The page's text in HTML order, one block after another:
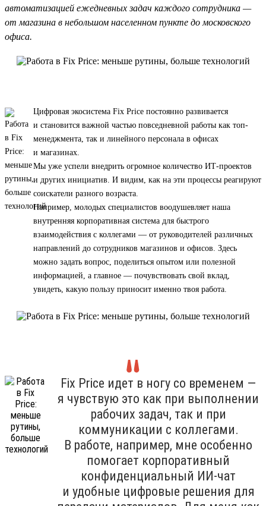
автоматизацией ежедневных задач каждого сотрудника —
от магазина в небольшом населенном пункте до московского
офиса.
Цифровая экосистема Fix Price постоянно развивается
и становится важной частью повседневной работы как топ-
менеджмента, так и линейного персонала в офисах
и магазинах.
Мы уже успели внедрить огромное количество ИТ-проектов
и других инициатив. И видим, как на эти процессы реагируют
соискатели разного возраста.
Например, молодых специалистов воодушевляет наша
внутренняя корпоративная система для быстрого
взаимодействия с коллегами — от руководителей различных
направлений до сотрудников магазинов и офисов. Здесь
можно задать вопрос, поделиться опытом или полезной
информацией, а главное — почувствовать свой вклад,
увидеть, какую пользу приносит именно твоя работа.
Fix Price идет в ногу со временем —
я чувствую это как при выполнении
рабочих задач, так и при
коммуникации с коллегами.
В работе, например, мне особенно
помогает корпоративный
конфиденциальный ИИ-чат
и удобные цифровые решения для